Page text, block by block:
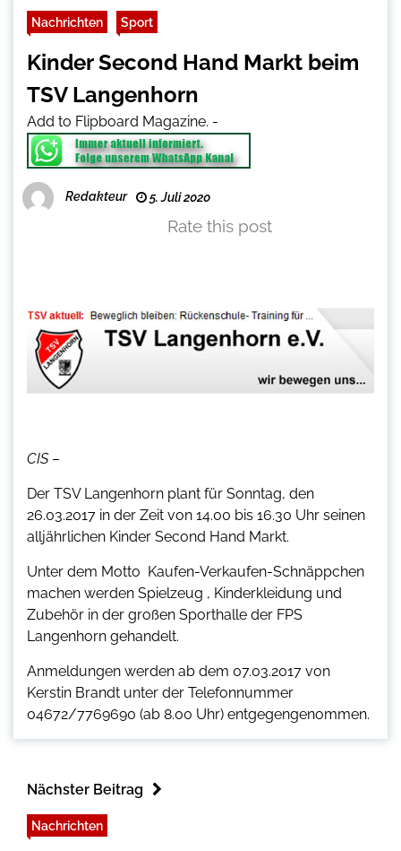
Nachrichten Sport
Kinder Second Hand Markt beim
TSV Langenhorn
Add to Flipboard Magazine. -
Redakteur 5. Juli 2020
Rate this post
CIS–
Der TSV Langenhorn plant für Sonntag, den
26.03.2017 in der Zeit von 14.00 bis 16.30 Uhr seinen
alljährlichen Kinder Second Hand Markt.
Unter dem Motto  Kaufen-Verkaufen-Schnäppchen
machen werden Spielzeug , Kinderkleidung und
Zubehör in der großen Sporthalle der FPS
Langenhorn gehandelt.
Anmeldungen werden ab dem 07.03.2017 von
Kerstin Brandt unter der Telefonnummer
04672/7769690 (ab 8.00 Uhr) entgegengenommen.
Nächster Beitrag
Nachrichten